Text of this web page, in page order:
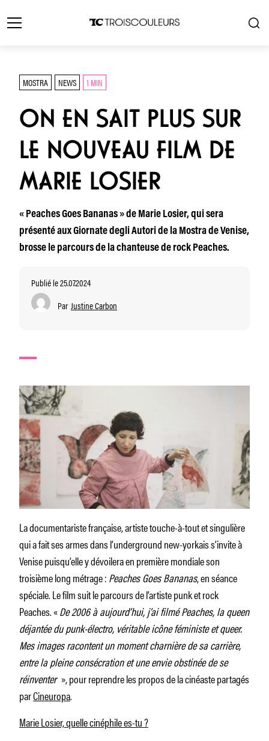
MOSTRA NEWS 1 MIN
ON EN SAIT PLUS SUR
LE NOUVEAU FILM DE
MARIE LOSIER
« Peaches Goes Bananas » de Marie Losier, qui sera
présenté aux Giornate degli Autori de la Mostra de Venise,
brosse le parcours de la chanteuse de rock Peaches.
Publié le 25.07.2024
Par Justine Carbon
La documentariste française, artiste touche-à-tout et singulière
qui a fait ses armes dans l’underground new-yorkais s’invite à
Venise puisqu’elle y dévoilera en première mondiale son
troisième long métrage :Peaches Goes Bananas, en séance
spéciale. Le film suit le parcours de l’artiste punk et rock
Peaches. «De 2006 à aujourd’hui, j’ai filmé Peaches, la queen
déjantée du punk-électro, véritable icône féministe et queer.
Mes images racontent un moment charnière de sa carrière,
entre la pleine consécration et une envie obstinée de se
réinventer », pour reprendre les propos de la cinéaste partagés
parCineuropa.
Marie Losier, quelle cinéphile es-tu ?